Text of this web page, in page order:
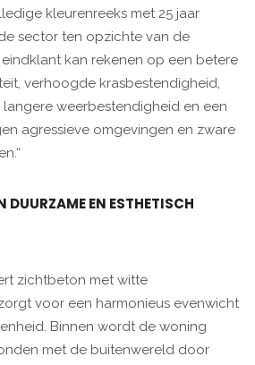
kleurenreeks met 25 jaar
sector ten opzichte van de
eindklant kan rekenen op een betere
verhoogde krasbestendigheid,
langere weerbestendigheid en een
agressieve omgevingen en zware
DUURZAME EN ESTHETISCH
zichtbeton met witte
voor een harmonieus evenwicht
Binnen wordt de woning
met de buitenwereld door